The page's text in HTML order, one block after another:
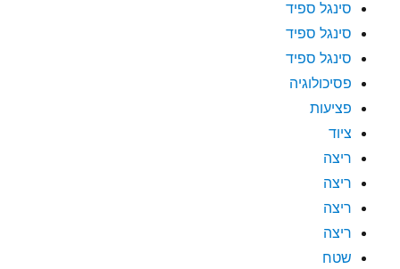
סינגל ספיד
סינגל ספיד
סינגל ספיד
פסיכולוגיה
פציעות
ציוד
ריצה
ריצה
ריצה
ריצה
שטח